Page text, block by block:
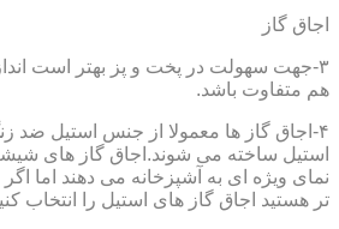
اجاق گاز
۳-جهت سهولت در پخت و پز بهتر است
هم متفاوت باشد.
۴-اجاق گاز ها معمولا از جنس استیل ضد
استیل ساخته می شوند.اجاق گاز های
نمای ویژه ای به آشپزخانه می دهند اما
تر هستید اجاق گاز های استیل را انتخاب